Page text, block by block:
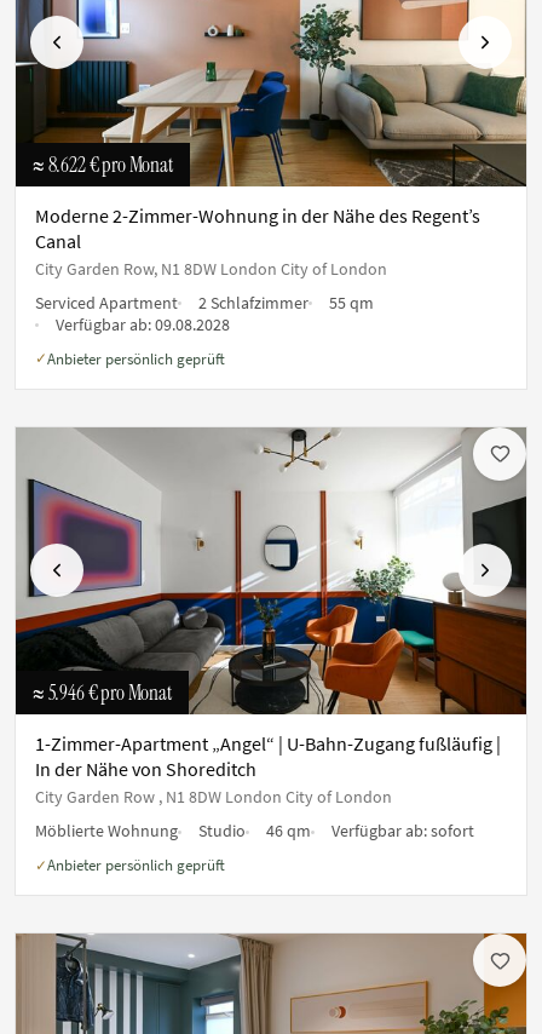
Vorherige Nächste
≈ 8.622 €pro Monat
Moderne 2-Zimmer-Wohnung in der Nähe des Regent’s
Canal
City Garden Row, N1 8DW London City of London
Serviced Apartment
2 Schlafzimmer
55 qm
Verfügbar ab:09.08.2028
✓Anbieter persönlich geprüft
Vorherige Nächste
≈ 5.946 €pro Monat
1-Zimmer-Apartment „Angel“ | U-Bahn-Zugang fußläufig |
In der Nähe von Shoreditch
City Garden Row , N1 8DW London City of London
Möblierte Wohnung
Studio 46 qm Verfügbar ab:sofort
✓Anbieter persönlich geprüft